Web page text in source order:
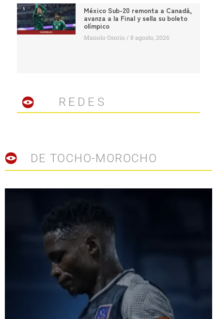
México Sub-20 remonta a Canadá,
avanza a la Final y sella su boleto
olímpico
Manolo Osorio 8 agosto, 2026
REDES
DE TOCHO-MOROCHO